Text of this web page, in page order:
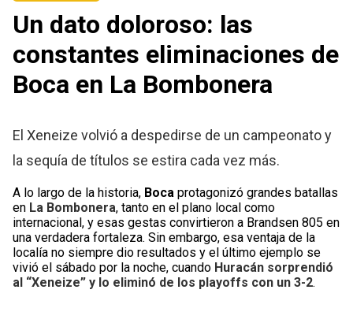
Un dato doloroso: las
constantes eliminaciones de
Boca en La Bombonera
El Xeneize volvió a despedirse de un campeonato y
la sequía de títulos se estira cada vez más.
A lo largo de la historia, Bocaprotagonizó grandes batallas
en La Bombonera, tanto en el plano local como
internacional, y esas gestas convirtieron a Brandsen 805 en
una verdadera fortaleza. Sin embargo, esa ventaja de la
localía no siempre dio resultados y el último ejemplo se
vivió el sábado por la noche, cuando Huracán sorprendió
al “Xeneize” y lo eliminó de los playoffs con un 3-2.